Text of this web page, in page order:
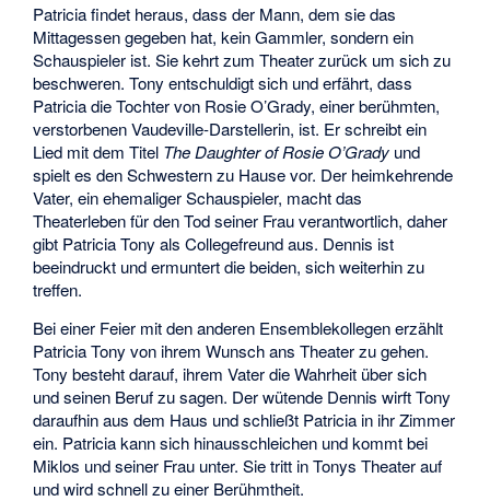
Patricia findet heraus, dass der Mann, dem sie das
Mittagessen gegeben hat, kein Gammler, sondern ein
Schauspieler ist. Sie kehrt zum Theater zurück um sich zu
beschweren. Tony entschuldigt sich und erfährt, dass
Patricia die Tochter von Rosie O’Grady, einer berühmten,
verstorbenen Vaudeville-Darstellerin, ist. Er schreibt ein
Lied mit dem Titel The Daughter of Rosie O’Grady und
spielt es den Schwestern zu Hause vor. Der heimkehrende
Vater, ein ehemaliger Schauspieler, macht das
Theaterleben für den Tod seiner Frau verantwortlich, daher
gibt Patricia Tony als Collegefreund aus. Dennis ist
beeindruckt und ermuntert die beiden, sich weiterhin zu
treffen.
Bei einer Feier mit den anderen Ensemblekollegen erzählt
Patricia Tony von ihrem Wunsch ans Theater zu gehen.
Tony besteht darauf, ihrem Vater die Wahrheit über sich
und seinen Beruf zu sagen. Der wütende Dennis wirft Tony
daraufhin aus dem Haus und schließt Patricia in ihr Zimmer
ein. Patricia kann sich hinausschleichen und kommt bei
Miklos und seiner Frau unter. Sie tritt in Tonys Theater auf
und wird schnell zu einer Berühmtheit.